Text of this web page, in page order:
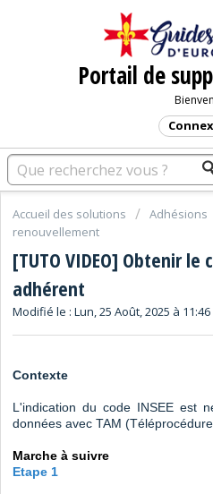
Accueil des solutions Adhésions
renouvellement
[TUTO VIDEO] Obtenir le
adhérent
Modifié le : Lun, 25 Août, 2025 à 11:46
Contexte
L'indication du code INSEE est
données avec TAM
Marche à suivre
Etape 1